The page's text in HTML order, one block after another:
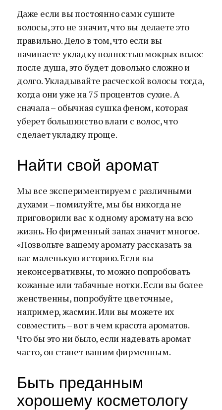
Даже если вы постоянно сами сушите
волосы, это не значит, что вы делаете это
правильно. Дело в том, что если вы
начинаете укладку полностью мокрых волос
после душа, это будет довольно сложно и
долго. Укладывайте расческой волосы тогда,
когда они уже на 75 процентов сухие. А
сначала – обычная сушка феном, которая
уберет большинство влаги с волос, что
сделает укладку проще.
Найти свой аромат
Мы все экспериментируем с различными
духами – помилуйте, мы бы никогда не
приговорили вас к одному аромату на всю
жизнь. Но фирменный запах значит многое.
«Позвольте вашему аромату рассказать за
вас маленькую историю. Если вы
неконсервативны, то можно попробовать
кожаные или табачные нотки. Если вы более
женственны, попробуйте цветочные,
например, жасмин. Или вы можете их
совместить – вот в чем красота ароматов.
Что бы это ни было, если надевать аромат
часто, он станет вашим фирменным.
Быть преданным
хорошему косметологу